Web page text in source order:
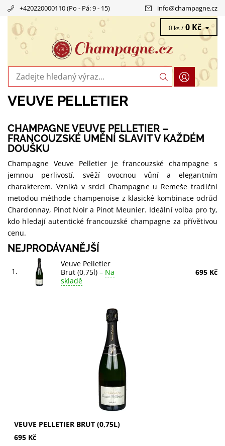
+420220000110 (Po - Pá: 9 - 15) info@champagne.cz
0 ks / 0 Kč
VEUVE PELLETIER
CHAMPAGNE VEUVE PELLETIER –
FRANCOUZSKÉ UMĚNÍ SLAVIT V KAŽDÉM
DOUŠKU
Champagne Veuve Pelletier je francouzské champagne s
jemnou perlivostí, svěží ovocnou vůní a elegantním
charakterem. Vzniká v srdci Champagne u Remeše tradiční
metodou méthode champenoise z klasické kombinace odrůd
Chardonnay, Pinot Noir a Pinot Meunier. Ideální volba pro ty,
kdo hledají autentické francouzské champagne za přívětivou
cenu.
NEJPRODÁVANĚJŠÍ
1.
Veuve Pelletier
Brut (0,75l) – Na
skladě
695 Kč
Veuve Pelletier Brut (0,75l) - šampaňské z odrůd Pinot
Noir, Meunier a Chardonnay. Zlatavá barva, jemné
bublinky. Vůně briošky a broskve....
VEUVE PELLETIER BRUT (0,75L)
695 Kč